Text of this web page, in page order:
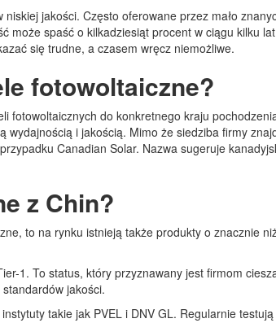
jakości. Często oferowane przez mało
spaść o kilkadziesiąt procent w ciągu kilku
się trudne, a czasem wręcz niemożliwe.
fotowoltaiczne?
do konkretnego kraju
i jakością. Mimo że siedziba firmy
Canadian Solar. Nazwa sugeruje
z Chin?
to na rynku istnieją także produkty o znacznie
1. To status, który przyznawany jest firmom
jakości.
takie jak PVEL i DNV GL. Regularnie